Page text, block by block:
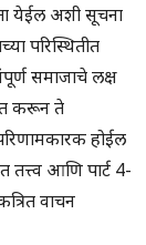
येईल अशी सूचना
परिस्थितीत
समाजाचे लक्ष
करून ते
होईल
आणि पार्ट 4-
वाचन